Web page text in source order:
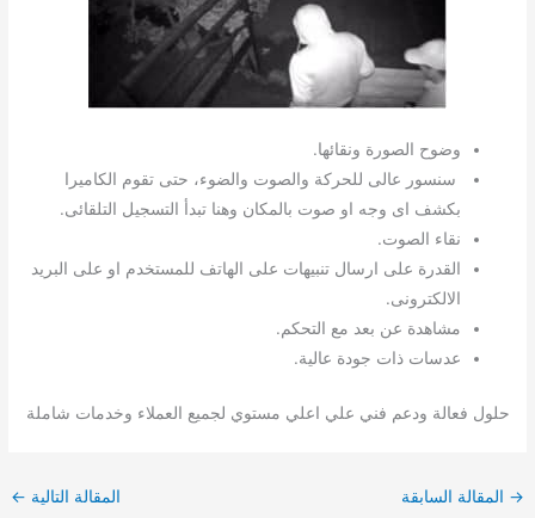
وضوح الصورة ونقائها.
سنسور عالى للحركة والصوت والضوء، حتى تقوم الكاميرا
بكشف اى وجه او صوت بالمكان وهنا تبدأ التسجيل التلقائى.
نقاء الصوت.
القدرة على ارسال تنبيهات على الهاتف للمستخدم او على البريد
الالكترونى.
مشاهدة عن بعد مع التحكم.
عدسات ذات جودة عالية.
حلول فعالة ودعم فني علي اعلي مستوي لجميع العملاء وخدمات شاملة
→ المقالة السابقة المقالة التالية ←